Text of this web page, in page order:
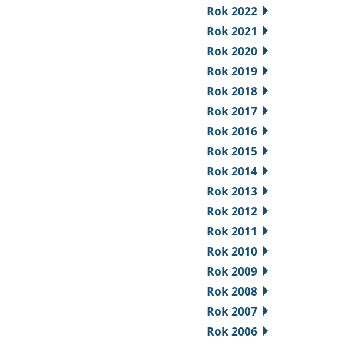
Rok 2022
Rok 2021
Rok 2020
Rok 2019
Rok 2018
Rok 2017
Rok 2016
Rok 2015
Rok 2014
Rok 2013
Rok 2012
Rok 2011
Rok 2010
Rok 2009
Rok 2008
Rok 2007
Rok 2006